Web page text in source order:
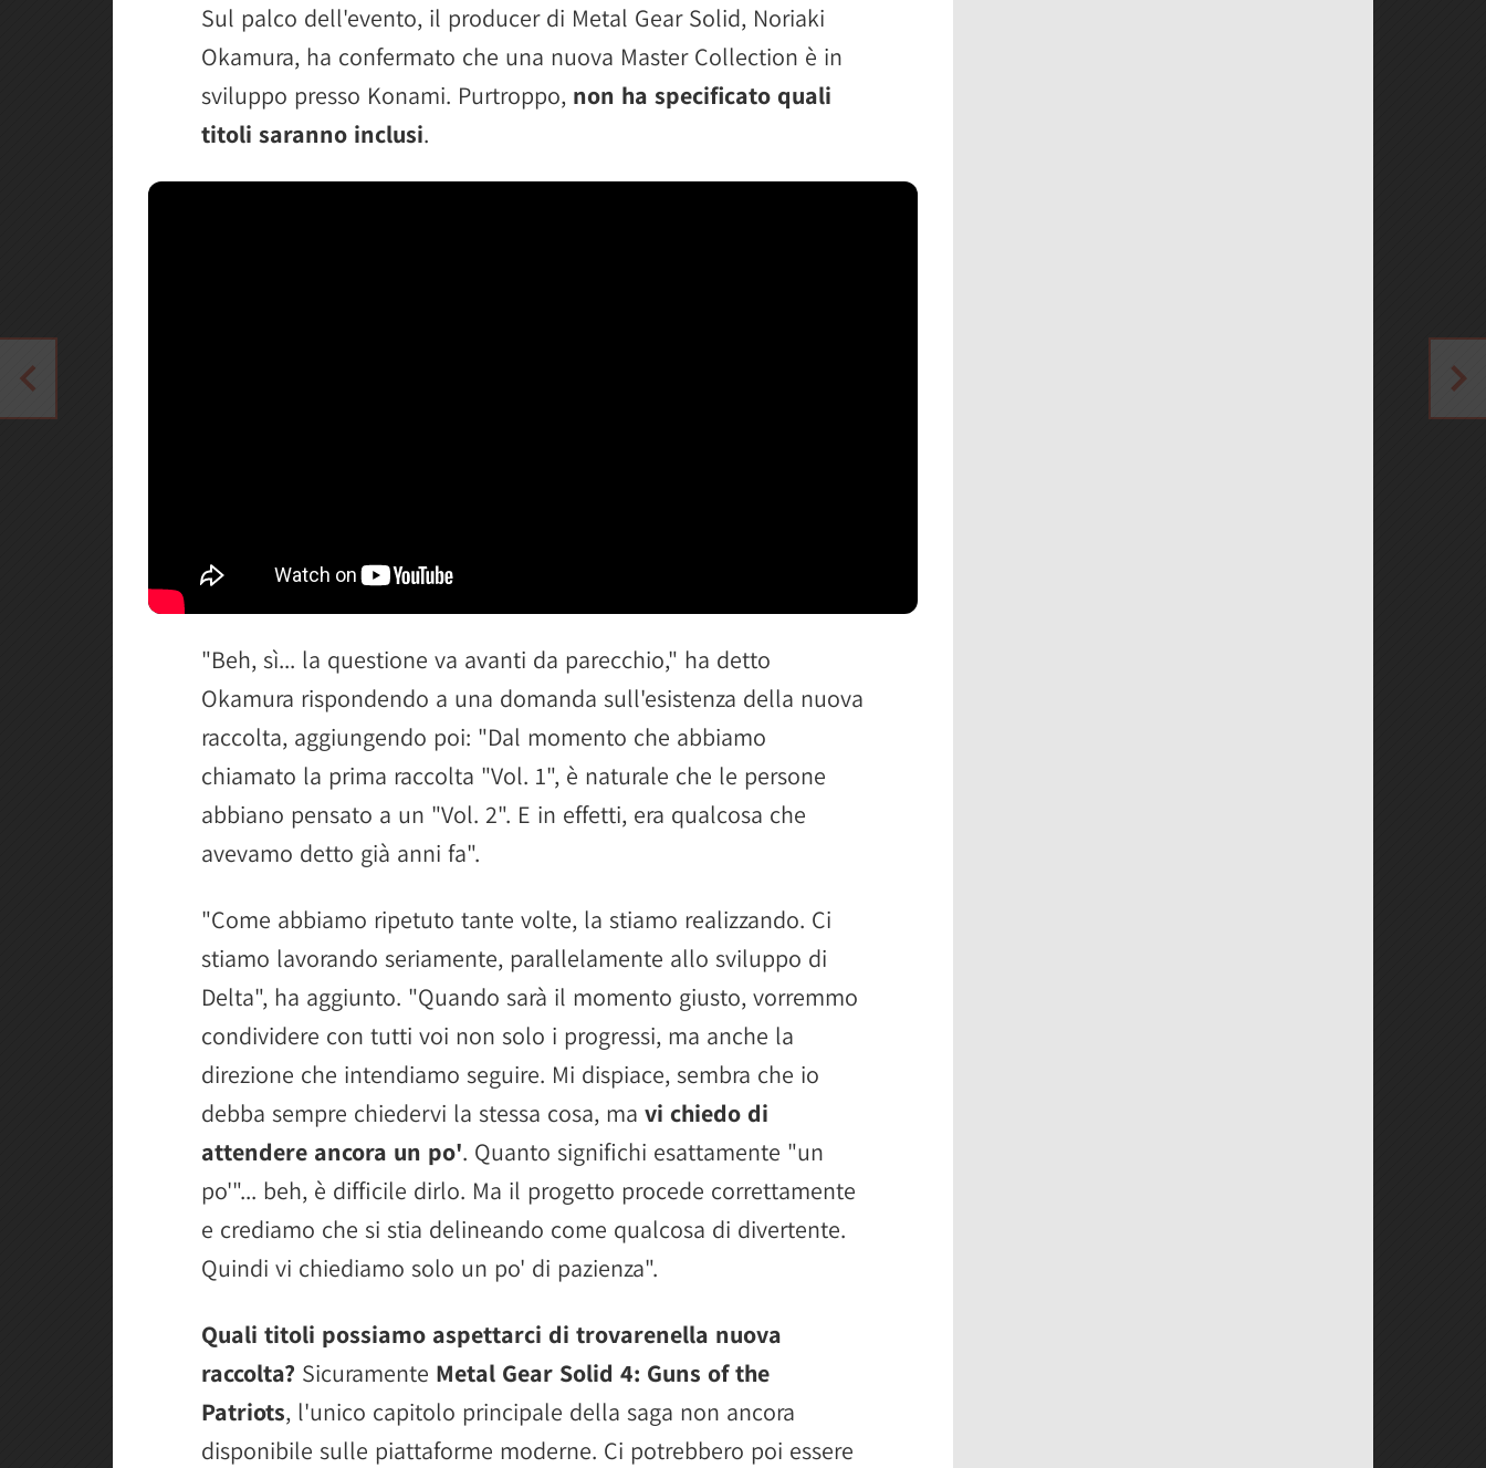
Sul palco dell'evento, il producer di Metal Gear Solid, Noriaki
Okamura, ha confermato che una nuova Master Collection è in
sviluppo presso Konami. Purtroppo, non ha specificato quali
titoli saranno inclusi.
"Beh, sì... la questione va avanti da parecchio," ha detto
Okamura rispondendo a una domanda sull'esistenza della nuova
raccolta, aggiungendo poi: "Dal momento che abbiamo
chiamato la prima raccolta "Vol. 1", è naturale che le persone
abbiano pensato a un "Vol. 2". E in effetti, era qualcosa che
avevamo detto già anni fa".
"Come abbiamo ripetuto tante volte, la stiamo realizzando. Ci
stiamo lavorando seriamente, parallelamente allo sviluppo di
Delta", ha aggiunto. "Quando sarà il momento giusto, vorremmo
condividere con tutti voi non solo i progressi, ma anche la
direzione che intendiamo seguire. Mi dispiace, sembra che io
debba sempre chiedervi la stessa cosa, ma vi chiedo di
attendere ancora un po'. Quanto significhi esattamente "un
po'"... beh, è difficile dirlo. Ma il progetto procede correttamente
e crediamo che si stia delineando come qualcosa di divertente.
Quindi vi chiediamo solo un po' di pazienza".
Quali titoli possiamo aspettarci di trovarenella nuova
raccolta? Sicuramente Metal Gear Solid 4: Guns of the
Patriots, l'unico capitolo principale della saga non ancora
disponibile sulle piattaforme moderne. Ci potrebbero poi essere